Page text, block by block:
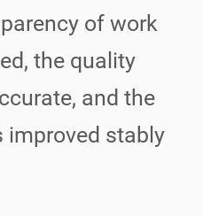
of work
the quality
and the
improved stably